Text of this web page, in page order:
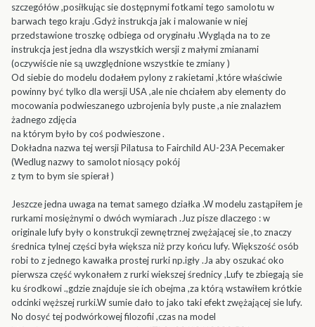
szczegółów ,posiłkując sie dostępnymi fotkami tego samolotu w
barwach tego kraju .Gdyż instrukcja jak i malowanie w niej
przedstawione troszkę odbiega od oryginału .Wygląda na to ze
instrukcja jest jedna dla wszystkich wersji z małymi zmianami
(oczywiście nie są uwzględnione wszystkie te zmiany )
Od siebie do modelu dodałem pylony z rakietami ,które właściwie
powinny być tylko dla wersji USA ,ale nie chciałem aby elementy do
mocowania podwieszanego uzbrojenia byly puste ,a nie znalazłem
żadnego zdjęcia
na którym było by coś podwieszone .
Dokładna nazwa tej wersji Pilatusa to Fairchild AU-23A Pecemaker
(Wedlug nazwy to samolot niosący pokój
z tym to bym sie spierał )
Jeszcze jedna uwaga na temat samego działka .W modelu zastąpiłem je
rurkami mosiężnymi o dwóch wymiarach .Juz pisze dlaczego : w
originale lufy były o konstrukcji zewnętrznej zwężającej sie ,to znaczy
średnica tylnej części była większa niż przy końcu lufy. Większość osób
robi to z jednego kawałka prostej rurki np.igły .Ja aby oszukać oko
pierwsza część wykonałem z rurki wiekszej średnicy ,Lufy te zbiegają sie
ku środkowi .,gdzie znajduje sie ich obejma ,za którą wstawiłem krótkie
odcinki węższej rurki.W sumie dało to jako taki efekt zwężającej sie lufy.
No dosyć tej podwórkowej filozofii ,czas na model